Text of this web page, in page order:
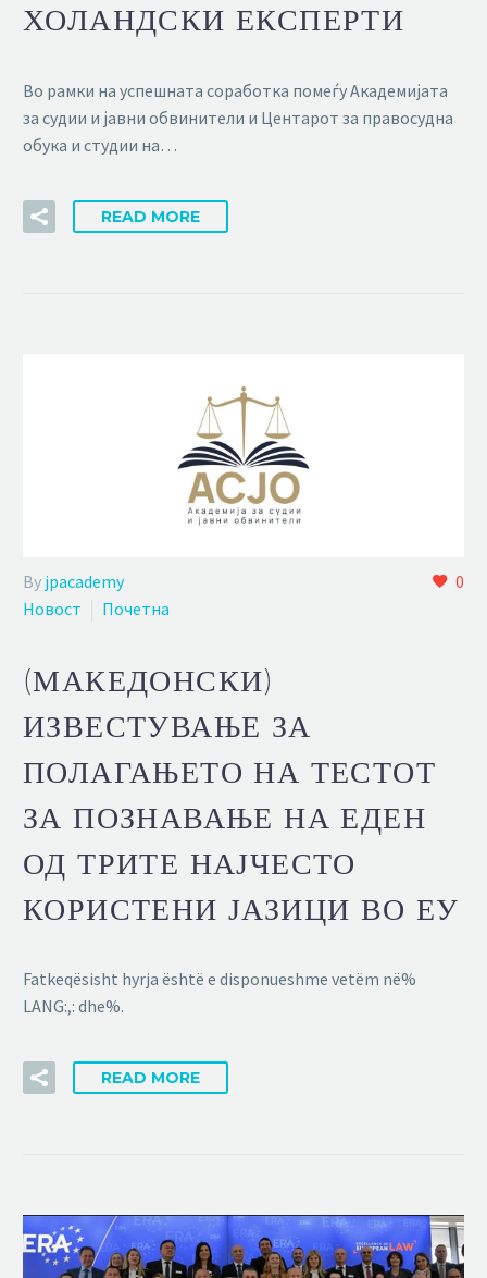
ХОЛАНДСКИ ЕКСПЕРТИ
Во рамки на успешната соработка помеѓу Академијата
за судии и јавни обвинители и Центарот за правосудна
обука и студии на…
READ MORE
0
By jpacademy
Новост
Почетна
(МАКЕДОНСКИ)
ИЗВЕСТУВАЊЕ ЗА
ПОЛАГАЊЕТО НА ТЕСТОТ
ЗА ПОЗНАВАЊЕ НА ЕДЕН
ОД ТРИТЕ НАЈЧЕСТО
КОРИСТЕНИ ЈАЗИЦИ ВО ЕУ
Fatkeqësisht hyrja është e disponueshme vetëm në%
LANG:,: dhe%.
READ MORE